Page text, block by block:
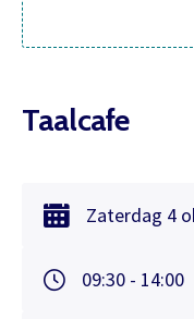
Taalcafe
Zaterdag 4
09:30 - 14:00